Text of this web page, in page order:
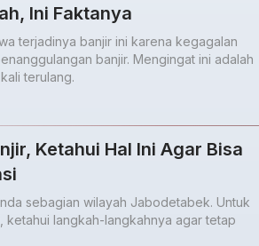
Ini Faktanya
terjadinya banjir ini karena kegagalan
banjir. Mengingat ini adalah
terulang.
Ketahui Hal Ini Agar Bisa
sebagian wilayah Jabodetabek. Untuk
ketahui langkah-langkahnya agar tetap